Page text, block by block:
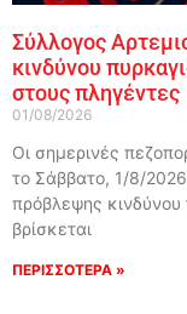
Σύλλογος
κινδύνου
στους πληγέντες
01/08/2026
Οι σημερινές
το Σάββατο, 1/8/
πρόβλεψης κινδύνου
βρίσκεται
ΠΕΡΙΣΣΟΤΕΡΑ »